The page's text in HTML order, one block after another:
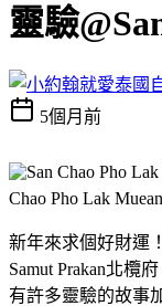
靈驗
5個月前
Chao Pho Lak
新年來求個好財運
Samut Prakan北欖
有許多靈驗的故事